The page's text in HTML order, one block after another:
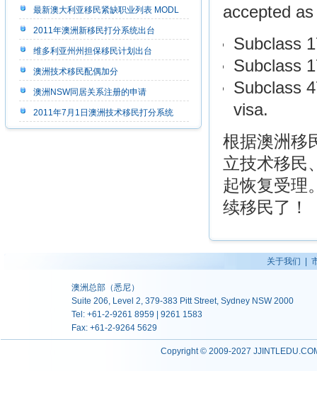
最新澳大利亚移民紧缺职业列表 MODL
2011年澳洲新移民打分系统出台
维多利亚州州担保移民计划出台
澳洲技术移民配偶加分
澳洲NSW同居关系注册的申请
2011年7月1日澳洲技术移民打分系统
accepted
Subclass
Subclass
Subclass
visa.
根据澳洲移
立技术移民
起恢复受理
续移民了！
关于我们
澳洲总部（悉尼）
Suite 206, Level 2, 379-383 Pitt Street, Sydney NSW 2000
Tel: +61-2-9261 8959 | 9261 1583
Fax: +61-2-9264 5629
Copyright © 2009-2027